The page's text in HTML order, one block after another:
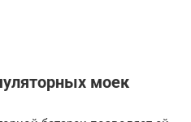
моек